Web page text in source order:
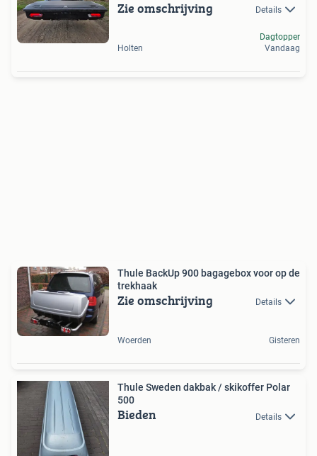
Zie omschrijving Details
Holten
Dagtopper
Vandaag
Thule BackUp 900 bagagebox voor op de
trekhaak
Zie omschrijving Details
Woerden Gisteren
Thule Sweden dakbak / skikoffer Polar
500
Bieden Details